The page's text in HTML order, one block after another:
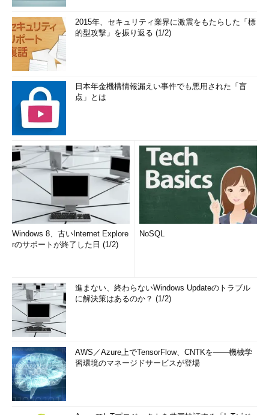
2015年、セキュリティ業界に激震をもたらした「標
的型攻撃」を振り返る (1/2)
日本年金機構情報漏えい事件でも悪用された「盲
点」とは
Windows 8、古いInternet Explore
rのサポートが終了した日 (1/2)
NoSQL
進まない、終わらないWindows Updateのトラブル
に解決策はあるのか？ (1/2)
AWS／Azure上でTensorFlow、CNTKを――機械学
習環境のマネージドサービスが登場